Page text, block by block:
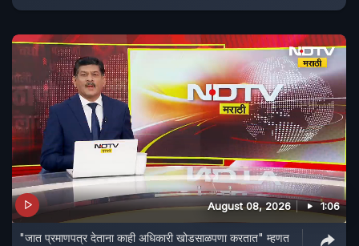
August 08, 2026 1:06
"जात प्रमाणपत्र देताना काही अधिकारी खोडसाळपणा करतात" म्हणत